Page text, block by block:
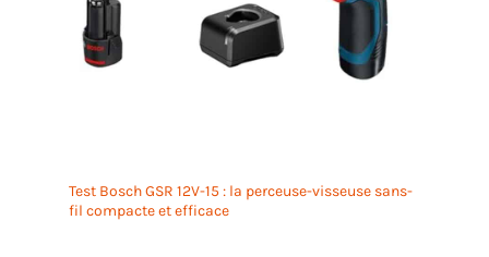
Test Bosch GSR 12V-15 : la perceuse-visseuse sans-
fil compacte et efficace